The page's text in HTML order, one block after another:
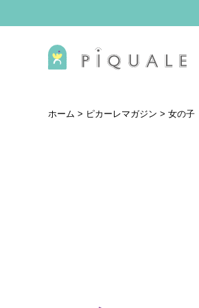
ホーム > ピカーレマガジン > 女の子